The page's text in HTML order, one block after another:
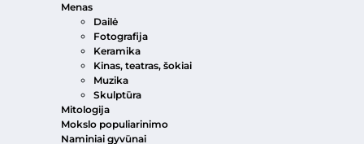
Menas
Dailė
Fotografija
Keramika
Kinas, teatras, šokiai
Muzika
Skulptūra
Mitologija
Mokslo populiarinimo
Naminiai gyvūnai